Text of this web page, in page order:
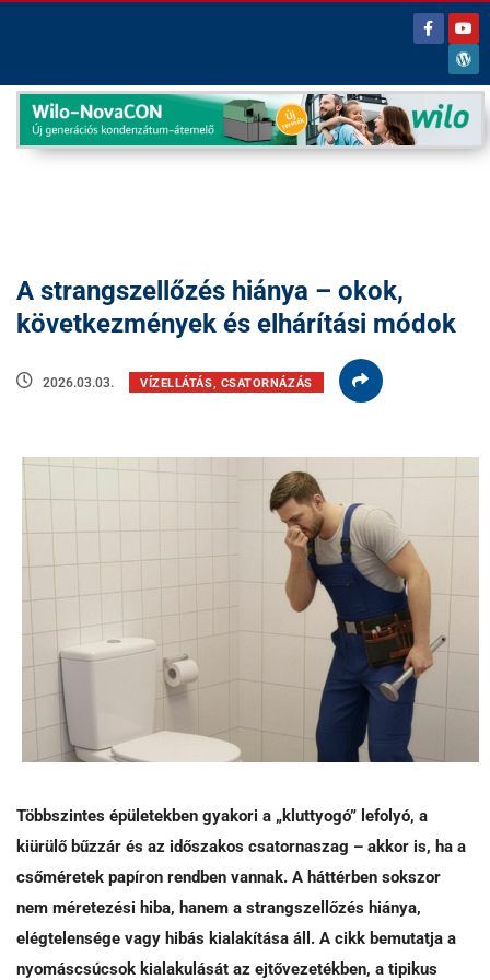
A strangszellőzés hiánya – okok,
következmények és elhárítási módok
2026.03.03. VÍZELLÁTÁS, CSATORNÁZÁS
Többszintes épületekben gyakori a „kluttyogó” lefolyó, a
kiürülő bűzzár és az időszakos csatornaszag – akkor is, ha a
csőméretek papíron rendben vannak. A háttérben sokszor
nem méretezési hiba, hanem a strangszellőzés hiánya,
elégtelensége vagy hibás kialakítása áll. A cikk bemutatja a
nyomáscsúcsok kialakulását az ejtővezetékben, a tipikus